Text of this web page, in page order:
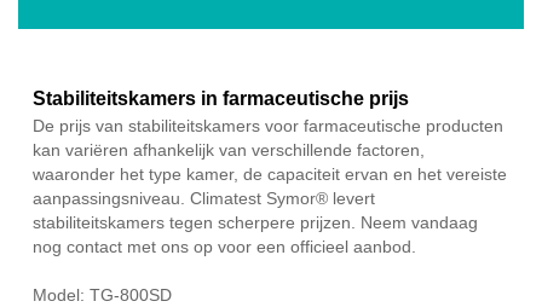
Stabiliteitskamers in farmaceutische prijs
De prijs van stabiliteitskamers voor farmaceutische producten
kan variëren afhankelijk van verschillende factoren,
waaronder het type kamer, de capaciteit ervan en het vereiste
aanpassingsniveau. Climatest Symor® levert
stabiliteitskamers tegen scherpere prijzen. Neem vandaag
nog contact met ons op voor een officieel aanbod.
Model: TG-800SD